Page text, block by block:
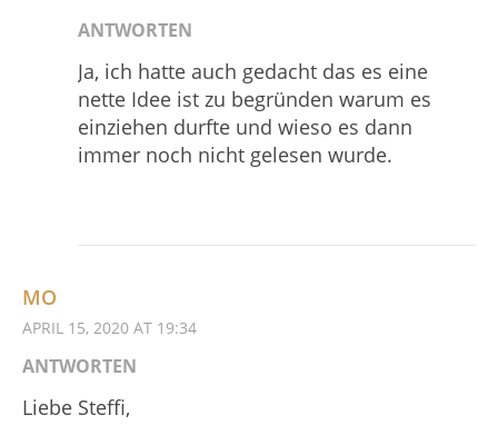
ANTWORTEN
Ja, ich hatte auch gedacht das es eine
nette Idee ist zu begründen warum es
einziehen durfte und wieso es dann
immer noch nicht gelesen wurde.
MO
APRIL 15, 2020 AT 19:34
ANTWORTEN
Liebe Steffi,